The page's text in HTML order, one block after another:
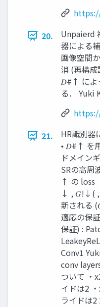
20.
Unpaierd
器による
画像空間
消 (再構
𝐷#↑ によ
る． Yuki
21.
HR識別器
• 𝐷#↑ を
ドメイン
SRの⾼周
↑ の
↓ , 𝐺!↓( ,
新される
適応の保
保証) :
Conv1
conv
ついて ・
イドは2
ライドは2